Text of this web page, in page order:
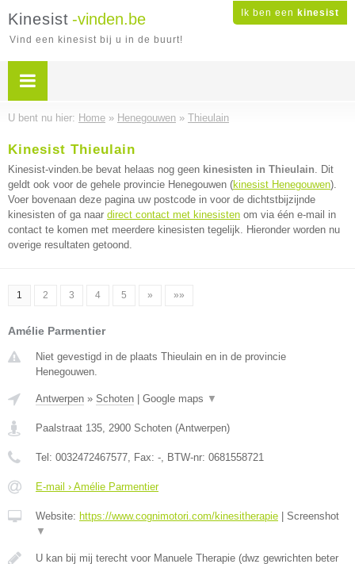
Ik ben een kinesist
Kinesist -vinden.be
Vind een kinesist bij u in de buurt!
U bent nu hier: Home » Henegouwen » Thieulain
Kinesist Thieulain
Kinesist-vinden.be bevat helaas nog geen kinesisten in Thieulain. Dit
geldt ook voor de gehele provincie Henegouwen (kinesist Henegouwen).
Voer bovenaan deze pagina uw postcode in voor de dichtstbijzijnde
kinesisten of ga naar direct contact met kinesisten om via één e-mail in
contact te komen met meerdere kinesisten tegelijk. Hieronder worden nu
overige resultaten getoond.
1 2 3 4 5 » »»
Amélie Parmentier
Niet gevestigd in de plaats Thieulain en in de provincie
Henegouwen.
Antwerpen » Schoten Google maps ▼
Paalstraat 135, 2900 Schoten (Antwerpen)
Tel: 0032472467577, Fax: -, BTW-nr: 0681558721
E-mail › Amélie Parmentier
Website: https://www.cognimotori.com/kinesitherapie
Screenshot
▼
U kan bij mij terecht voor Manuele Therapie (dwz gewrichten beter